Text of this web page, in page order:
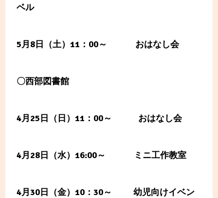
ベル
5月8日（土）11：00～ おはなし会
〇西部図書館
4月25日（日）11：00～ おはなし会
4月28日（水）16:00～ ミニ工作教室
4月30日（金）10：30～ 幼児向けイベン